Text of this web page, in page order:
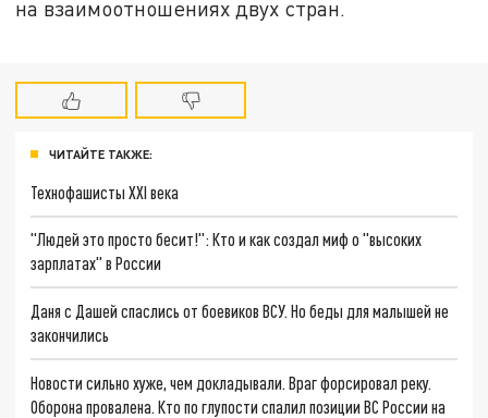
на взаимоотношениях двух стран.
ЧИТАЙТЕ ТАКЖЕ:
Технофашисты XXI века
"Людей это просто бесит!": Кто и как создал миф о "высоких
зарплатах" в России
Даня с Дашей спаслись от боевиков ВСУ. Но беды для малышей не
закончились
Новости сильно хуже, чем докладывали. Враг форсировал реку.
Оборона провалена. Кто по глупости спалил позиции ВС России на